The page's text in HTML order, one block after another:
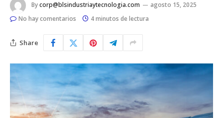
Bycorp@blsindustriaytecnologia.com
agosto 15, 2025
No hay comentarios
4 minutos de lectura
Share